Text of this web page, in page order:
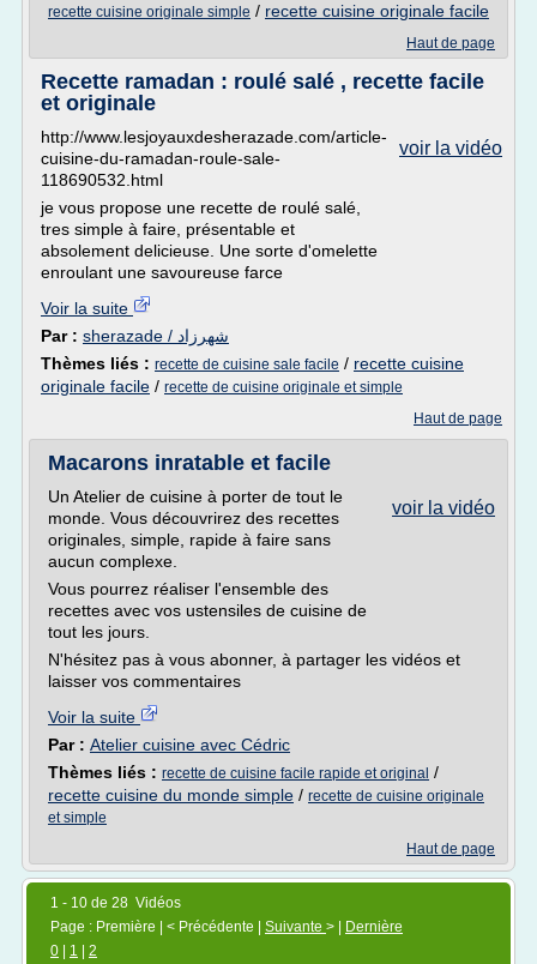
recette cuisine originale simple / recette cuisine originale facile
Haut de page
Recette ramadan : roulé salé , recette facile
et originale
voir la vidéo
http://www.lesjoyauxdesherazade.com/article-
cuisine-du-ramadan-roule-sale-
118690532.html
je vous propose une recette de roulé salé,
tres simple à faire, présentable et
absolement delicieuse. Une sorte d'omelette
enroulant une savoureuse farce
Voir la suite
Par :
sherazade / شهرزاد
Thèmes liés : recette de cuisine sale facile / recette cuisine
originale facile / recette de cuisine originale et simple
Haut de page
Macarons inratable et facile
voir la vidéo
Un Atelier de cuisine à porter de tout le
monde. Vous découvrirez des recettes
originales, simple, rapide à faire sans
aucun complexe.
Vous pourrez réaliser l'ensemble des
recettes avec vos ustensiles de cuisine de
tout les jours.
N'hésitez pas à vous abonner, à partager les vidéos et
laisser vos commentaires
Voir la suite
Par : Atelier cuisine avec Cédric
Thèmes liés : recette de cuisine facile rapide et original /
recette cuisine du monde simple / recette de cuisine originale
et simple
Haut de page
1 - 10 de 28 Vidéos
Page : Première | < Précédente | Suivante > |
Dernière
0
1 2